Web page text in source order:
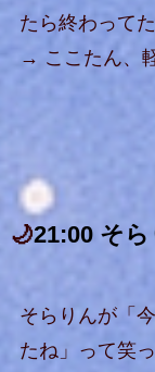
たら終わってた
→ ここたん、
🌙21:00 そ
そらりんが「
たね」って笑